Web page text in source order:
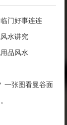
门好事连连
水讲究
品风水
一张图看曼谷面